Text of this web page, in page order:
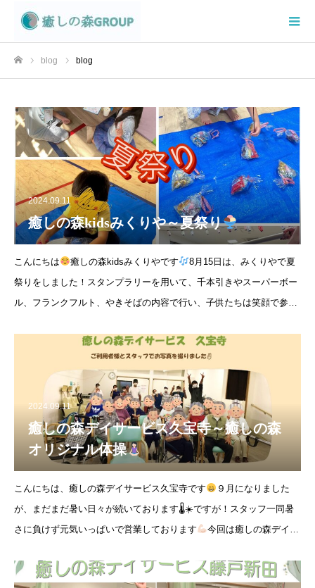
blog blog
2024.09.11
癒しの森kidsみくりや～夏祭り
こんにちは 癒しの森kidsみくりやです
8月15日は、みくりやで夏
祭りをしました！スタンプラリーを用いて、千本引きやスーパーボー
ル、フランクフルト、やきそばの内容で行い、子供たちは笑顔で参加
2024.09.11
癒しの森デイサービス久宝寺～癒しの森
オリジナル体操
こんにちは、癒しの森デイサービス久宝寺です
９月になりました
が、まだまだ暑い日々が続いております🌡☀ですが！スタッフ一同暑
さに負けず元気いっぱいで営業しております
今回は癒しの森デイサ